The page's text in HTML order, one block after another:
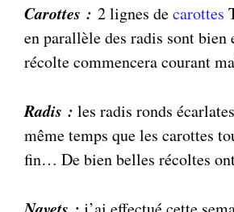
Carottes : 2 lignes decarottes
en parallèle des radis sont
récolte commencera courant
Radis : les radis ronds
même temps que les carottes
fin… De bien belles récoltes